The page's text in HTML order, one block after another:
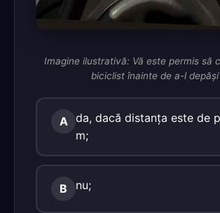
Imagine ilustrativă: Vă este permis să
biciclist înainte de a-l
A da, dacă distanţa este de
m;
B nu;